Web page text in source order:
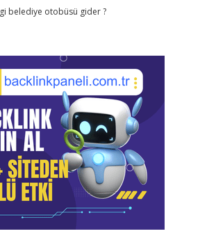
belediye otobüsü gider ?